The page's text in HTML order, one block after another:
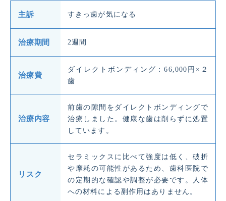
主訴 すきっ歯が気になる
治療期間 2週間
治療費
ダイレクトボンディング：66,000円×２
歯
治療内容
前歯の隙間をダイレクトボンディングで
治療しました。健康な歯は削らずに処置
しています。
リスク
セラミックスに比べて強度は低く、破折
や摩耗の可能性があるため、歯科医院で
の定期的な確認や調整が必要です。人体
への材料による副作用はありません。